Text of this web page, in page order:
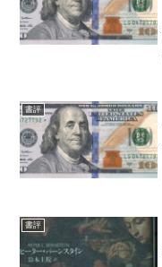
書評
書評